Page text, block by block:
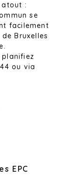
atout :
se
facilement
Bruxelles
ou via
EPC